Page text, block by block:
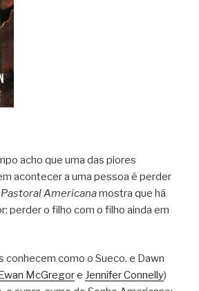
5.0 stars
acho que uma das piores
acontecer a uma pessoa é perder
Pastoral Americanamostra que há
perder o filho com o filho ainda em
conhecem como o Sueco, e Dawn
McGregore Jennifer Connelly)